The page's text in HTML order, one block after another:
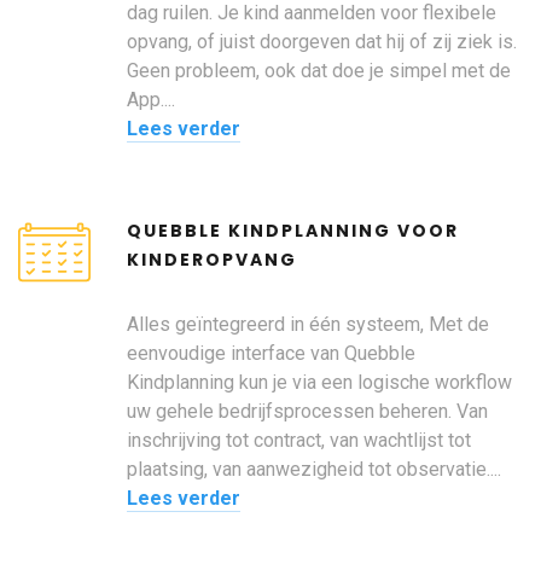
dag ruilen. Je kind aanmelden voor flexibele
opvang, of juist doorgeven dat hij of zij ziek is.
Geen probleem, ook dat doe je simpel met de
App....
Lees verder
QUEBBLE KINDPLANNING VOOR
KINDEROPVANG
Alles geïntegreerd in één systeem, Met de
eenvoudige interface van Quebble
Kindplanning kun je via een logische workflow
uw gehele bedrijfsprocessen beheren. Van
inschrijving tot contract, van wachtlijst tot
plaatsing, van aanwezigheid tot observatie....
Lees verder